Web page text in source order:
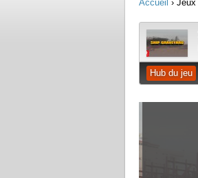
Accueil › Jeux
Hub du jeu